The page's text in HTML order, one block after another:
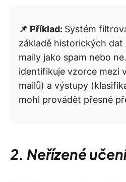
📌 Příklad: Systém
základě historických
maily jako spam nebo
identifikuje vzorce mezi
mailů) a výstupy
mohl provádět přesné
2. Neřízené učení